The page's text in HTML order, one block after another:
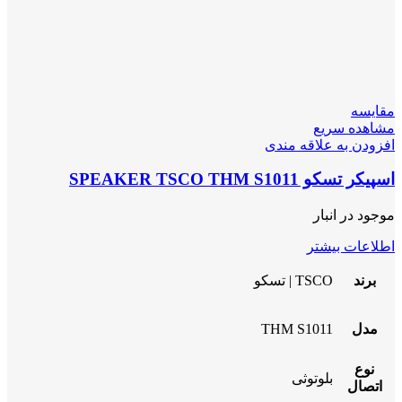
مقایسه
مشاهده سریع
افزودن به علاقه مندی
اسپیکر تسکو SPEAKER TSCO THM S1011
موجود در انبار
اطلاعات بیشتر
برند TSCO | تسکو
مدل THM S1011
نوع
اتصال
بلوتوثی